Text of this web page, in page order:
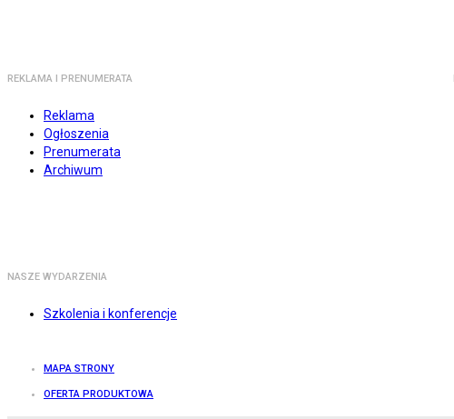
REKLAMA I PRENUMERATA
Reklama
Ogłoszenia
Prenumerata
Archiwum
NASZE WYDARZENIA
Szkolenia i konferencje
MAPA STRONY
OFERTA PRODUKTOWA